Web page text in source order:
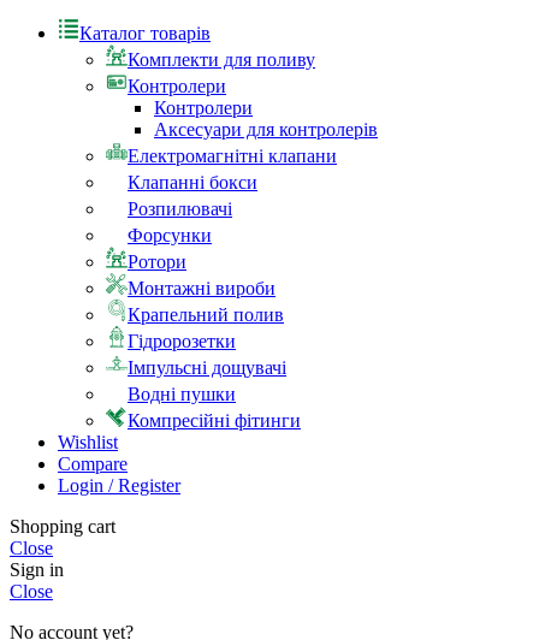
Каталог товарів
Комплекти для поливу
Контролери
Контролери
Аксесуари для контролерів
Електромагнітні клапани
Клапанні бокси
Розпилювачі
Форсунки
Ротори
Монтажні вироби
Крапельний полив
Гідророзетки
Імпульсні дощувачі
Водні пушки
Компресійні фітинги
Wishlist
Compare
Login / Register
Shopping cart
Close
Sign in
Close
No account yet?